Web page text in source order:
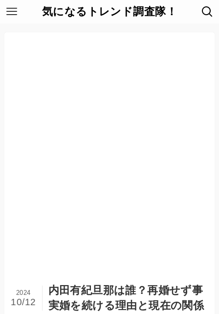
気になるトレンド調査隊！
内田有紀旦那は誰？再婚せず事
実婚を続ける理由と現在の関係
2024
10/12